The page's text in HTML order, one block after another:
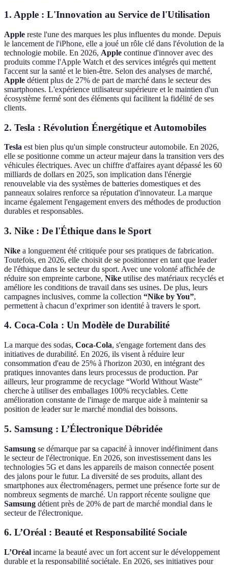
1. Apple : L'Innovation au Service de l'Utilisation
Apple reste l'une des marques les plus influentes du monde. Depuis
le lancement de l'iPhone, elle a joué un rôle clé dans l'évolution de la
technologie mobile. En 2026, Apple continue d'innover avec des
produits comme l'Apple Watch et des services intégrés qui mettent
l'accent sur la santé et le bien-être. Selon des analyses de marché,
Apple détient plus de 27% de part de marché dans le secteur des
smartphones. L'expérience utilisateur supérieure et le maintien d'un
écosystème fermé sont des éléments qui facilitent la fidélité de ses
clients.
2. Tesla : Révolution Énergétique et Automobiles
Tesla est bien plus qu'un simple constructeur automobile. En 2026,
elle se positionne comme un acteur majeur dans la transition vers des
véhicules électriques. Avec un chiffre d'affaires ayant dépassé les 60
milliards de dollars en 2025, son implication dans l'énergie
renouvelable via des systèmes de batteries domestiques et des
panneaux solaires renforce sa réputation d'innovateur. La marque
incarne également l'engagement envers des méthodes de production
durables et responsables.
3. Nike : De l'Éthique dans le Sport
Nike a longuement été critiquée pour ses pratiques de fabrication.
Toutefois, en 2026, elle choisit de se positionner en tant que leader
de l'éthique dans le secteur du sport. Avec une volonté affichée de
réduire son empreinte carbone, Nike utilise des matériaux recyclés et
améliore les conditions de travail dans ses usines. De plus, leurs
campagnes inclusives, comme la collection “Nike by You”,
permettent à chacun d’exprimer son identité à travers le sport.
4. Coca-Cola : Un Modèle de Durabilité
La marque des sodas, Coca-Cola, s'engage fortement dans des
initiatives de durabilité. En 2026, ils visent à réduire leur
consommation d'eau de 25% à l'horizon 2030, en intégrant des
pratiques innovantes dans leurs processus de production. Par
ailleurs, leur programme de recyclage “World Without Waste”
cherche à utiliser des emballages 100% recyclables. Cette
amélioration constante de l'image de marque aide à maintenir sa
position de leader sur le marché mondial des boissons.
5. Samsung : L’Électronique Débridée
Samsung se démarque par sa capacité à innover indéfiniment dans
le secteur de l'électronique. En 2026, son investissement dans les
technologies 5G et dans les appareils de maison connectée posent
des jalons pour le futur. La diversité de ses produits, allant des
smartphones aux électroménagers, permet une présence forte sur de
nombreux segments de marché. Un rapport récente souligne que
Samsung détient près de 20% de part de marché mondial dans le
secteur de l'électronique.
6. L’Oréal : Beauté et Responsabilité Sociale
L’Oréal incarne la beauté avec un fort accent sur le développement
durable et la responsabilité sociétale. En 2026, ses initiatives pour